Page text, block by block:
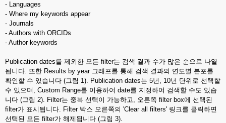
- Languages
- Where my keywords appear
- Journals
- Authors with ORCIDs
- Author keywords
Publication dates를 제외한 모든 filter는 검색 결과 수가 많은 순으로 나열
됩니다. 또한 Results by year 그래프를 통해 검색 결과의 연도별 분포를
확인할 수 있습니다 (그림 1). Publication dates는 5년, 10년 단위로 선택할
수 있으며, Custom Range를 이용하여 date를 지정하여 검색할 수도 있습
니다 (그림 2). Filter는 중복 선택이 가능하고, 오른쪽 filter box에 선택된
filter가 표시됩니다. Filter 박스 오른쪽의 'Clear all filters' 링크를 클릭하면
선택된 모든 filter가 해제됩니다 (그림 3).